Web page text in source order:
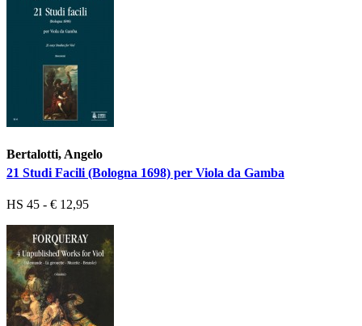
Bertalotti, Angelo
21 Studi Facili (Bologna 1698) per Viola da Gamba
HS 45 - € 12,95